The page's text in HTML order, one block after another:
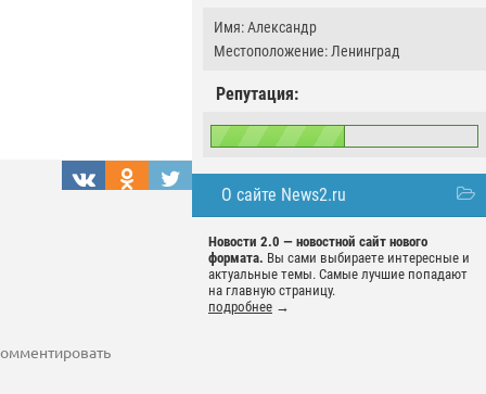
Имя: Александр
Местоположение: Ленинград
Репутация:
О сайте News2.ru
Новости 2.0 — новостной сайт нового
формата. Вы сами выбираете интересные и
актуальные темы. Самые лучшие попадают
на главную страницу.
подробнее →